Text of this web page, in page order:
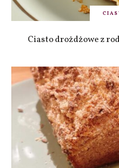
Ciasto drożdżowe z